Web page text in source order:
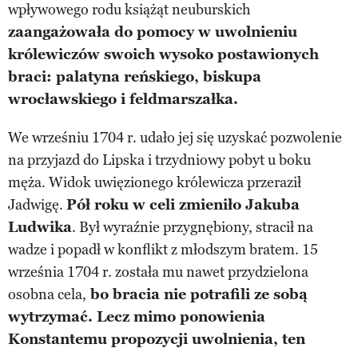
wpływowego rodu książąt neuburskich
zaangażowała do pomocy w uwolnieniu
królewiczów swoich wysoko postawionych
braci: palatyna reńskiego, biskupa
wrocławskiego i feldmarszałka.
We wrześniu 1704 r. udało jej się uzyskać pozwolenie
na przyjazd do Lipska i trzydniowy pobyt u boku
męża. Widok uwięzionego królewicza przeraził
Jadwigę. Pół roku w celi zmieniło Jakuba
Ludwika. Był wyraźnie przygnębiony, stracił na
wadze i popadł w konflikt z młodszym bratem. 15
września 1704 r. została mu nawet przydzielona
osobna cela, bo bracia nie potrafili ze sobą
wytrzymać. Lecz mimo ponowienia
Konstantemu propozycji uwolnienia, ten